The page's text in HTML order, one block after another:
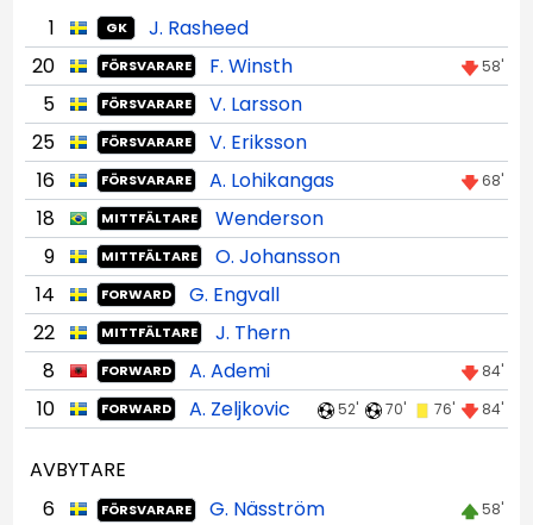
1 GK
J. Rasheed
20
FÖRSVARARE F. Winsth 58'
5 FÖRSVARARE
V. Larsson
25
FÖRSVARARE
V. Eriksson
16
FÖRSVARARE A. Lohikangas 68'
18 MITTFÄLTARE
Wenderson
9
MITTFÄLTARE
O. Johansson
14
FORWARD
G. Engvall
22
MITTFÄLTARE
J. Thern
8
FORWARD A. Ademi 84'
10 FORWARD A. Zeljkovic 52' 70' 76' 84'
AVBYTARE
6
FÖRSVARARE G. Näsström 58'